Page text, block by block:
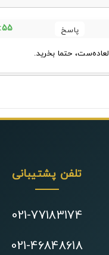
12/03
حتما بخرید.
تلفن پشتیبانی
021-77183174
021-46848618